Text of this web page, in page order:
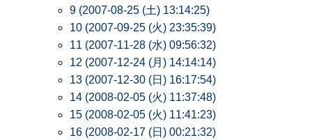
9 (2007-08-25 (土) 13:14:25)
10 (2007-09-25 (火) 23:35:39)
11 (2007-11-28 (水) 09:56:32)
12 (2007-12-24 (月) 14:14:14)
13 (2007-12-30 (日) 16:17:54)
14 (2008-02-05 (火) 11:37:48)
15 (2008-02-05 (火) 11:41:23)
16 (2008-02-17 (日) 00:21:32)